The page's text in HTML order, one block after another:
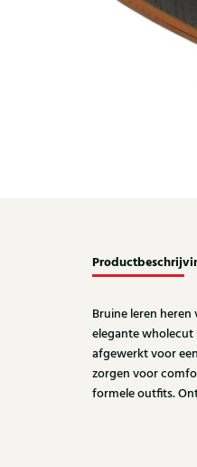
Bruine leren
elegante wholecut
afgewerkt voor
zorgen voor
formele outfits.